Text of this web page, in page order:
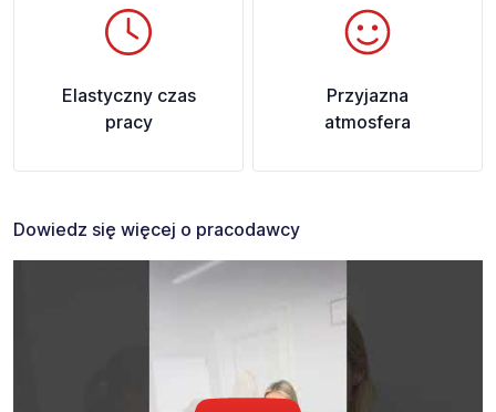
Elastyczny czas
pracy
Przyjazna
atmosfera
Dowiedz się więcej o pracodawcy